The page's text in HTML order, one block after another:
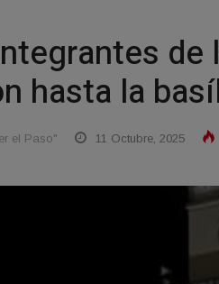
de
hasta la
el Paso" 11 Octubre, 2025